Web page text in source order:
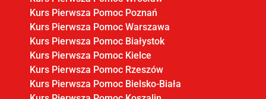
Kurs Pierwsza Pomoc Poznań
Kurs Pierwsza Pomoc Warszawa
Kurs Pierwsza Pomoc Białystok
Kurs Pierwsza Pomoc Kielce
Kurs Pierwsza Pomoc Rzeszów
Kurs Pierwsza Pomoc Bielsko-Biała